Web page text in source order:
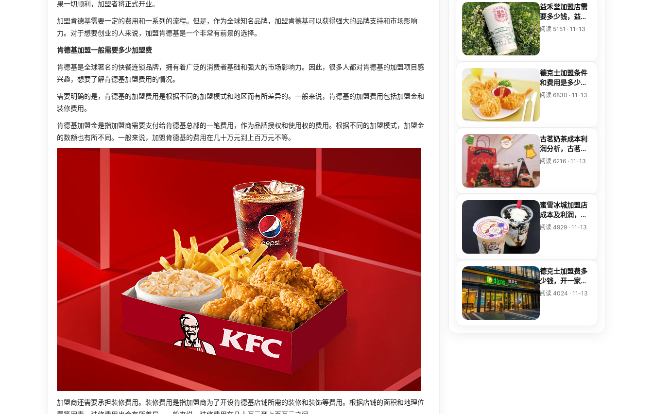
果一切顺利，加盟者将正式开业。
加盟肯德基需要一定的费用和一系列的流程。但是，作为全球知名品牌，加盟肯德基可以获得强大的品牌支持和市场影响
力。对于想要创业的人来说，加盟肯德基是一个非常有前景的选择。
肯德基加盟一般需要多少加盟费
肯德基是全球著名的快餐连锁品牌，拥有着广泛的消费者基础和强大的市场影响力。因此，很多人都对肯德基的加盟项目感
兴趣，想要了解肯德基加盟费用的情况。
需要明确的是，肯德基的加盟费用是根据不同的加盟模式和地区而有所差异的。一般来说，肯德基的加盟费用包括加盟金和
装修费用。
肯德基加盟金是指加盟商需要支付给肯德基总部的一笔费用，作为品牌授权和使用权的费用。根据不同的加盟模式，加盟金
的数额也有所不同。一般来说，加盟肯德基的费用在几十万元到上百万元不等。
加盟商还需要承担装修费用。装修费用是指加盟商为了开设肯德基店铺所需的装修和装饰等费用。根据店铺的面积和地理位
益禾堂加盟店需
要多少钱，益禾
堂加盟需要多少
阅读 5151 · 11-13
德克士加盟条件
和费用是多少，
德克士餐饮加盟
阅读 6830 · 11-13
古茗奶茶成本利
润分析，古茗奶
茶加盟优势
阅读 6216 · 11-13
蜜雪冰城加盟店
成本及利润，蜜
雪冰城的加盟步
阅读 4929 · 11-13
德克士加盟费多
少钱，开一家德
克士需要多少钱
阅读 4024 · 11-13